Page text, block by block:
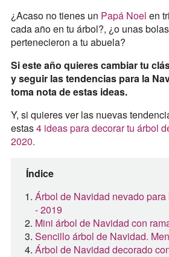
¿Acaso no tienes un Papá Noel en
cada año en tu árbol?, ¿o unas
pertenecieron a tu abuela?
Si este año quieres cambiar tu
y seguir las tendencias para la
toma nota de estas ideas.
Y, si quieres ver las nuevas
estas4 ideas para decorar tu árbol
2020.
Índice
Árbol de Navidad nevado
- 2019
Mini árbol de Navidad con
Sencillo árbol de Navidad.
Árbol de Navidad decorado